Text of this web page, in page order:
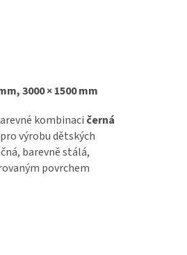
3000 × 1500 mm
kombinaci černá
výrobu dětských
barevně stálá,
povrchem